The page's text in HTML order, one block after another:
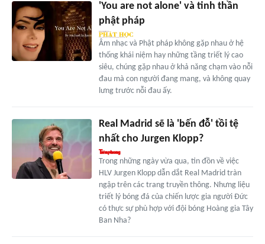
'You are not alone' và tinh thần
phật pháp
Âm nhạc và Phật pháp không gặp nhau ở hệ
thống khái niệm hay những tầng triết lý cao
siêu, chúng gặp nhau ở khả năng chạm vào nỗi
đau mà con người đang mang, và không quay
lưng trước nỗi đau ấy.
Real Madrid sẽ là 'bến đỗ' tồi tệ
nhất cho Jurgen Klopp?
Trong những ngày vừa qua, tin đồn về việc
HLV Jurgen Klopp dẫn dắt Real Madrid tràn
ngập trên các trang truyền thông. Nhưng liệu
triết lý bóng đá của chiến lược gia người Đức
có thực sự phù hợp với đội bóng Hoàng gia Tây
Ban Nha?